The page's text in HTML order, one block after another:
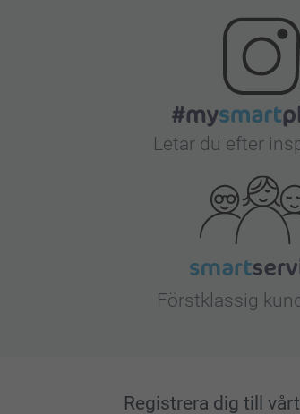
Letar du efter
Förstklassig
Registrera dig till